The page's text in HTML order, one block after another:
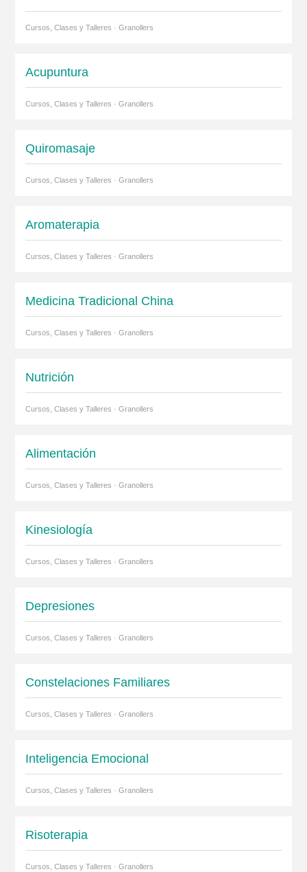
Cursos, Clases y Talleres · Granollers
Acupuntura
Cursos, Clases y Talleres · Granollers
Quiromasaje
Cursos, Clases y Talleres · Granollers
Aromaterapia
Cursos, Clases y Talleres · Granollers
Medicina Tradicional China
Cursos, Clases y Talleres · Granollers
Nutrición
Cursos, Clases y Talleres · Granollers
Alimentación
Cursos, Clases y Talleres · Granollers
Kinesiología
Cursos, Clases y Talleres · Granollers
Depresiones
Cursos, Clases y Talleres · Granollers
Constelaciones Familiares
Cursos, Clases y Talleres · Granollers
Inteligencia Emocional
Cursos, Clases y Talleres · Granollers
Risoterapia
Cursos, Clases y Talleres · Granollers